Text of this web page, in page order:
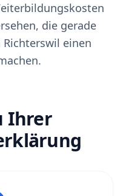
die gerade
einen
Ihrer